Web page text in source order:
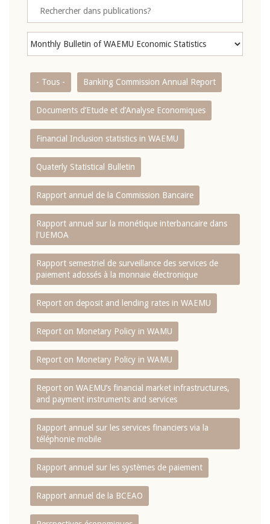
- Tous - Banking Commission Annual Report
Documents d’Etude et d’Analyse Economiques
Financial Inclusion statistics in WAEMU
Quaterly Statistical Bulletin
Rapport annuel de la Commission Bancaire
Rapport annuel sur la monétique interbancaire dans
l'UEMOA
Rapport semestriel de surveillance des services de
paiement adossés à la monnaie électronique
Report on deposit and lending rates in WAEMU
Report on Monetary Policy in WAMU
Report on Monetary Policy in WAMU
Report on WAEMU’s financial market infrastructures,
and payment instruments and services
Rapport annuel sur les services financiers via la
téléphonie mobile
Rapport annuel sur les systèmes de paiement
Rapport annuel de la BCEAO